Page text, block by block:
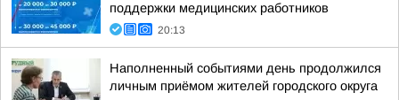
поддержки медицинских работников
20:13
Наполненный событиями день продолжился
личным приёмом жителей городского округа